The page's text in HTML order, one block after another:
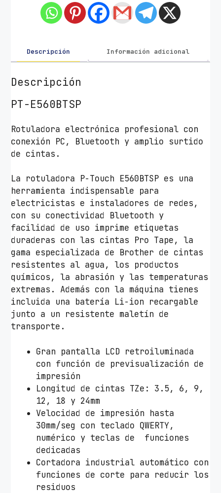
E
l
c
r
ó
n
c
a
B
r
o
t
h
e
r
P
T
-
E
Descripción Información adicional
Descripción
PT-E560BTSP
Rotuladora electrónica profesional con
conexión PC, Bluetooth y amplio surtido
de cintas.
La rotuladora P-Touch E560BTSP es una
herramienta indispensable para
electricistas e instaladores de redes,
con su conectividad Bluetooth y
facilidad de uso imprime etiquetas
duraderas con las cintas Pro Tape, la
gama especializada de Brother de cintas
resistentes al agua, los productos
químicos, la abrasión y las temperaturas
extremas. Además con la máquina tienes
incluida una batería Li-ion recargable
junto a un resistente maletín de
transporte.
Gran pantalla LCD retroiluminada
con función de previsualización de
impresión
Longitud de cintas TZe: 3.5, 6, 9,
12, 18 y 24mm
Velocidad de impresión hasta
30mm/seg con teclado QWERTY,
numérico y teclas de funciones
dedicadas
Cortadora industrial automático con
funciones de corte para reducir los
residuos